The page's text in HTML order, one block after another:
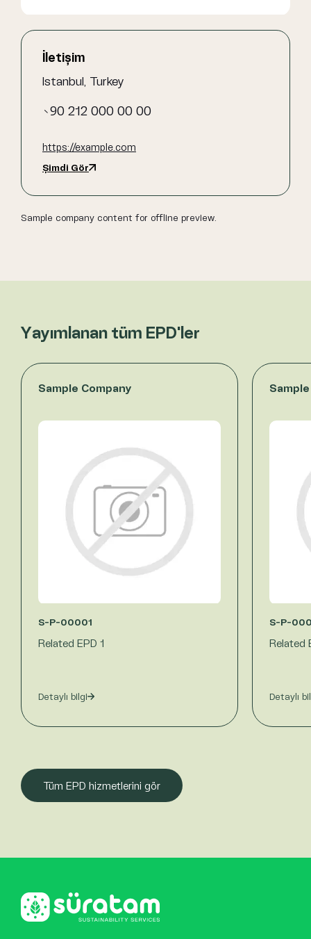
İletişim
Istanbul, Turkey
+90 212 000 00 00
https://example.com
Şimdi Gör
Sample company content for offline preview.
Yayımlanan tüm EPD'ler
Sample Company
S-P-00001
Related EPD 1
Detaylı bilgi
S-P-
Related
Detaylı
Tüm EPD hizmetlerini gör